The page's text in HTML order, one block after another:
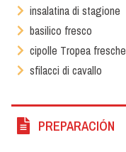
insalatina di stagione
basilico fresco
cipolle Tropea fresche
sfilacci di cavallo
PREPARACIÓN